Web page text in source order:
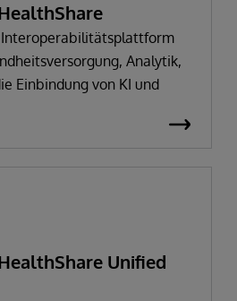
Analytik,
Einbindung von KI und
Unified